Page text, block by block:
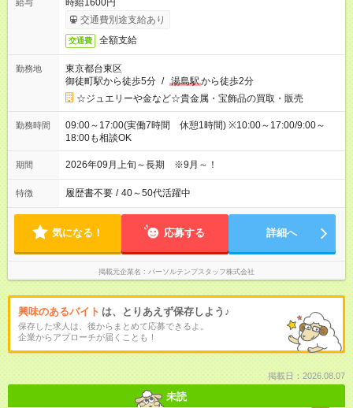
給与
時給1600円
交通費別途支給あり
交通費 全額支給
勤務地
東京都台東区
御徒町駅から徒歩5分 / 湯島駅から徒歩2分
☆ジュエリーや金など☆貴金属・宝飾品の買取・販売
勤務時間
09:00～17:00(実働7時間 休憩1時間) ※10:00～17:00/9:00～
18:00も相談OK
期間 2026年09月上旬～長期 ※9月～！
特徴 履歴書不要 / 40～50代活躍中
気になる！ 応募する 詳細へ
掲載元企業名 パーソルテンプスタッフ株式会社
興味のあるバイト は、とりあえず保存しよう♪
保存した求人は、後からまとめて応募できるよ。
企業からアプローチが届くことも！
掲載日：2026.08.07
未読